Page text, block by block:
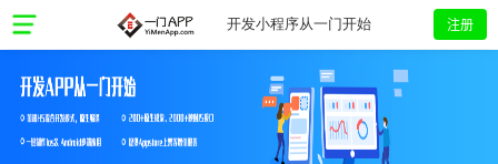
开发小程序从一门开始 注册